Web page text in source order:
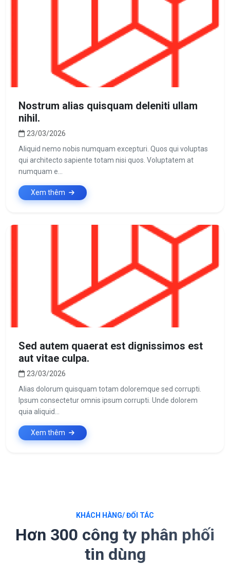
Nostrum alias quisquam deleniti ullam
nihil.
23/03/2026
Aliquid nemo nobis numquam excepturi. Quos qui voluptas
qui architecto sapiente totam nisi quos. Voluptatem at
numquam e...
Xem thêm
Sed autem quaerat est dignissimos est
aut vitae culpa.
23/03/2026
Alias dolorum quisquam totam doloremque sed corrupti.
Ipsum consectetur omnis ipsum corrupti. Unde dolorem
quia aliquid...
Xem thêm
KHÁCH HÀNG/ ĐỐI TÁC
Hơn 300 công ty phân phối
tin dùng